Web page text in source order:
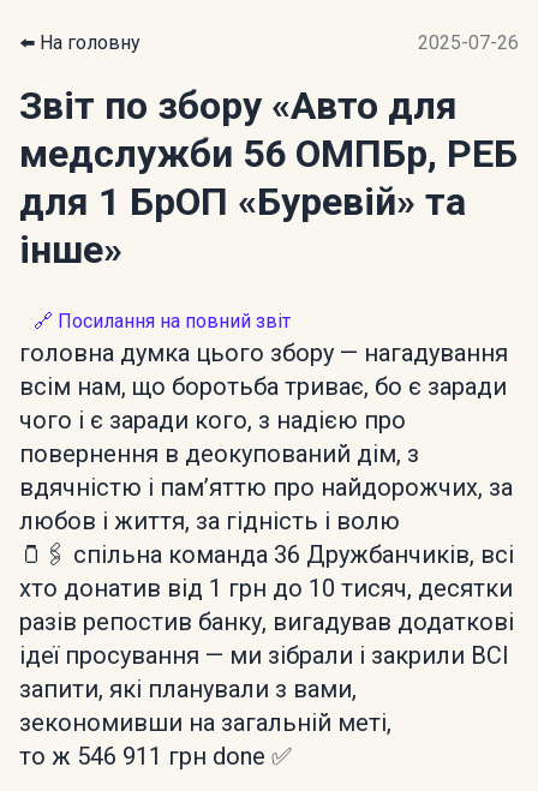
⬅️ На головну 2025-07-26
Звіт по збору «Авто для
медслужби 56 ОМПБр, РЕБ
для 1 БрОП «Буревій» та
інше»
🔗 Посилання на повний звіт
головна думка цього збору — нагадування
всім нам, що боротьба триває, бо є заради
чого і є заради кого, з надією про
повернення в деокупований дім, з
вдячністю і пам’яттю про найдорожчих, за
любов і життя, за гідність і волю
🫙🖇️ спільна команда 36 Дружбанчиків, всі
хто донатив від 1 грн до 10 тисяч, десятки
разів репостив банку, вигадував додаткові
ідеї просування — ми зібрали і закрили ВСІ
запити, які планували з вами,
зекономивши на загальній меті,
то ж 546 911 грн done ✅